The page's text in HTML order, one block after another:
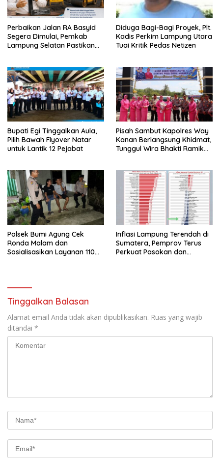
Perbaikan Jalan RA Basyid
Segera Dimulai, Pemkab
Lampung Selatan Pastikan
Diduga Bagi-Bagi Proyek, Plt.
Kadis Perkim Lampung Utara
Tuai Kritik Pedas Netizen
Bupati Egi Tinggalkan Aula,
Pilih Bawah Flyover Natar
untuk Lantik 12 Pejabat
Pisah Sambut Kapolres Way
Kanan Berlangsung Khidmat,
Tunggul Wira Bhakti Ramik
Polsek Bumi Agung Cek
Ronda Malam dan
Sosialisasikan Layanan 110
Inflasi Lampung Terendah di
Sumatera, Pemprov Terus
Perkuat Pasokan dan
Tinggalkan Balasan
Alamat email Anda tidak akan dipublikasikan. Ruas yang wajib
ditandai *